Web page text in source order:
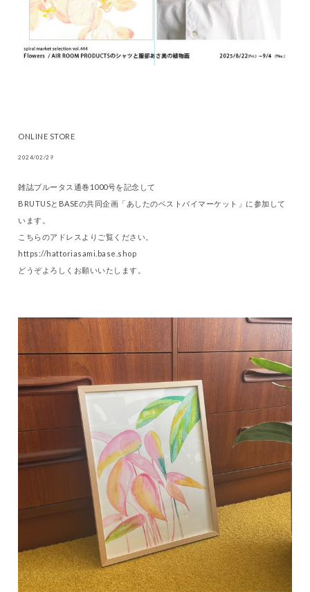
ONLINE STORE
2024/02/29
雑誌ブルータス通巻1000号を記念して
BRUTUSとBASEの共同企画「あしたのベストバイマーケット」に参加して
います。
こちらのアドレスよりご覧ください。
https://hattoriasami.base.shop
どうぞよろしくお願いいたします。